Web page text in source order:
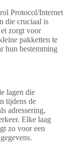
Protocol/Internet
die cruciaal is
zorgt voor
pakketten te
hun bestemming
lagen die
tijdens de
adressering,
Elke laag
zo voor een